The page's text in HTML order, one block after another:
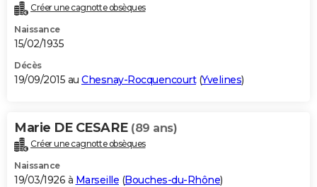
Créer une cagnotte obsèques
Naissance
15/02/1935
Décès
19/09/2015 au Chesnay-Rocquencourt(Yvelines)
Marie DE CESARE (89 ans)
Créer une cagnotte obsèques
Naissance
19/03/1926 à Marseille (Bouches-du-Rhône)